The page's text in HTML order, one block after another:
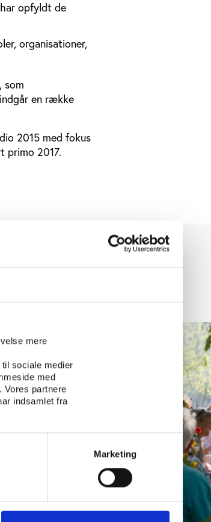
mere
sociale medier
med
Vores partnere
indsamlet fra
Marketing
opfyldt de
organisationer,
som
en række
2015 med fokus
primo 2017.